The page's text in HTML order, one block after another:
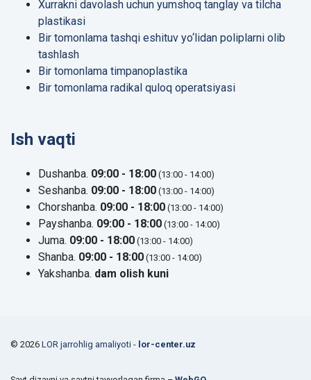
Xurrakni davolash uchun yumshoq tanglay va tilcha
plastikasi
Bir tomonlama tashqi eshituv yo‘lidan poliplarni olib
tashlash
Bir tomonlama timpanoplastika
Bir tomonlama radikal quloq operatsiyasi
Ish vaqti
Dushanba. 09:00 - 18:00 (13:00 - 14:00)
Seshanba. 09:00 - 18:00 (13:00 - 14:00)
Chorshanba. 09:00 - 18:00 (13:00 - 14:00)
Payshanba. 09:00 - 18:00 (13:00 - 14:00)
Juma. 09:00 - 18:00 (13:00 - 14:00)
Shanba. 09:00 - 18:00 (13:00 - 14:00)
Yakshanba. dam olish kuni
© 2026 LOR jarrohlig amaliyoti - lor-center.uz